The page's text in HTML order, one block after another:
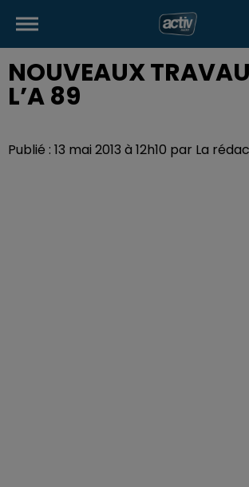
NOUVEAUX
L’A 89
Publié : 13 mai 2013 à 12h10 par La